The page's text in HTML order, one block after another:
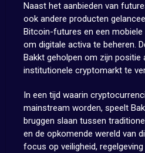
Naast het aanbieden van
ook andere producten
Bitcoin-futures en een
om digitale activa te beheren.
Bakkt geholpen om zijn positie
institutionele cryptomarkt te
In een tijd waarin
mainstream worden, speelt
bruggen slaan tussen
en de opkomende wereld van
focus op veiligheid,